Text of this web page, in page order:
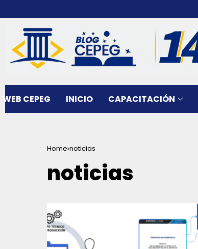
WEB CEPEG INICIO CAPACITACIÓN
Home noticias
noticias